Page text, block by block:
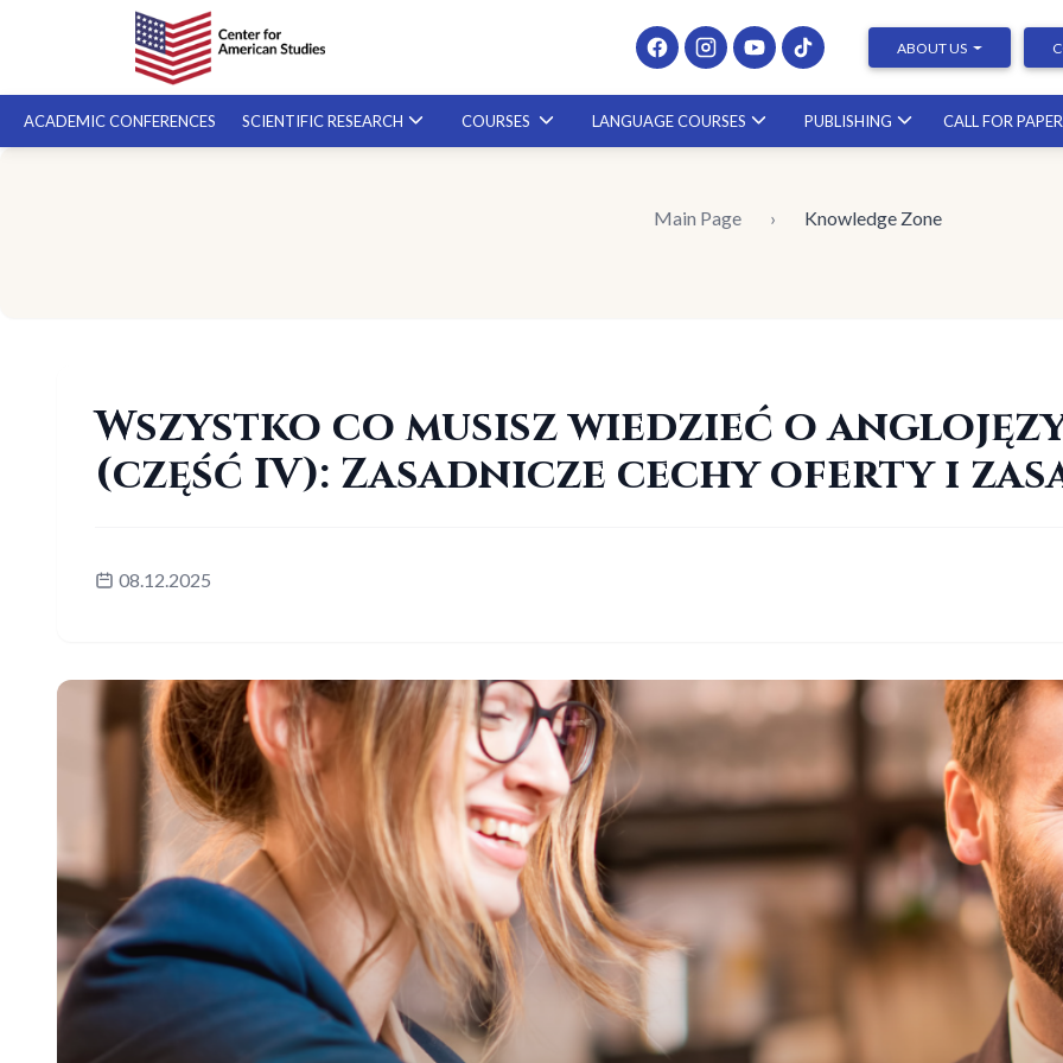
ABOUT US
ACADEMIC CONFERENCES SCIENTIFIC RESEARCH COURSES
23.10.2026
LANGUAGE COURSES PUBLISHING CALL FOR
Main Page › Knowledge Zone
Wszystko co musisz wiedzieć o
(część IV): Zasadnicze cechy oferty i
08.12.2025